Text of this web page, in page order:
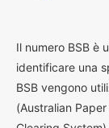
Il numero BSB è
identificare una
BSB vengono
(Australian